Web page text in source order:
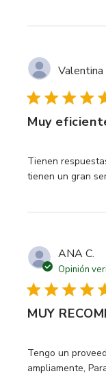
Valentina
Muy
Tienen
tienen un gran
read more
ANA C.
Opinión
MUY
Tengo un
ampliamente,
read more